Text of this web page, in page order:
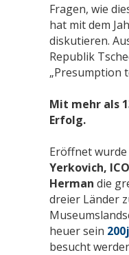
Fragen, wie
hat mit dem
diskutieren.
Republik
„Presumption
Mit mehr als
Erfolg.
Eröffnet
Yerkovich,
Herman die
dreier Länder
heuer sein
besucht